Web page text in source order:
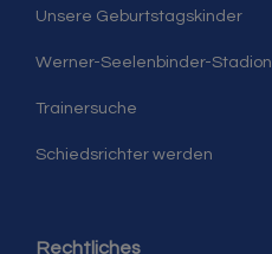
Unsere Geburtstagskinder
Werner-Seelenbinder-Stadion
Trainersuche
Schiedsrichter werden
Rechtliches